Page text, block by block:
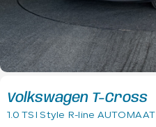
Volkswagen T-Cross
1.0 TSI Style R-line AUTOMAAT